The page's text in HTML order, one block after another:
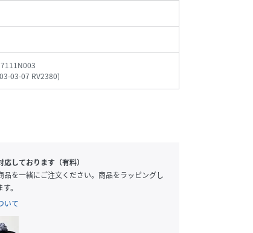
03-07 RV2380)
しております（有料）
品を一緒にご注文ください。商品をラッピングし
。
いて